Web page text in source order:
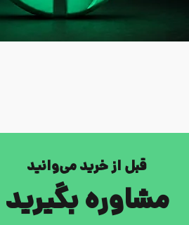
قبل از خرید می‌وانید
مشاوره بگیرید